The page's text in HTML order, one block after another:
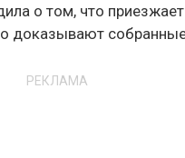
о том, что
доказывают
РЕКЛАМА